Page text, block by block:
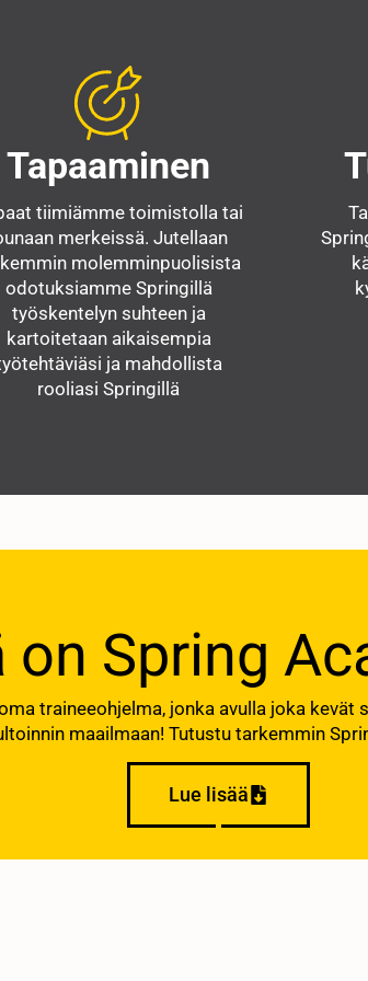
Tapaaminen
tiimiämme toimistolla tai
merkeissä. Jutellaan
molemminpuolisista
odotuksiamme Springillä
työskentelyn suhteen ja
kartoitetaan aikaisempia
ja mahdollista
rooliasi Springillä
on Spring
traineeohjelma, jonka avulla joka
maailmaan! Tutustu tarkemmin
Lue lisää